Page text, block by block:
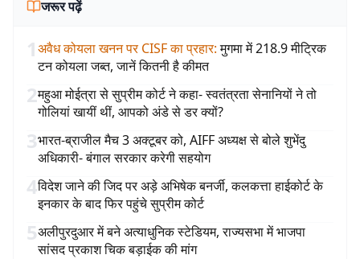
जरूर पढ़ें
1अवैध कोयला खनन पर CISF का प्रहार: मुगमा में 218.9 मीट्रिक
टन कोयला जब्त, जानें कितनी है कीमत
2महुआ मोईत्रा से सुप्रीम कोर्ट ने कहा- स्वतंत्रता सेनानियों ने तो
गोलियां खायीं थीं, आपको अंडे से डर क्यों?
3भारत-ब्राजील मैच 3 अक्टूबर को, AIFF अध्यक्ष से बोले शुभेंदु
अधिकारी- बंगाल सरकार करेगी सहयोग
4विदेश जाने की जिद पर अड़े अभिषेक बनर्जी, कलकत्ता हाईकोर्ट के
इनकार के बाद फिर पहुंचे सुप्रीम कोर्ट
5अलीपुरदुआर में बने अत्याधुनिक स्टेडियम, राज्यसभा में भाजपा
सांसद प्रकाश चिक बड़ाईक की मांग